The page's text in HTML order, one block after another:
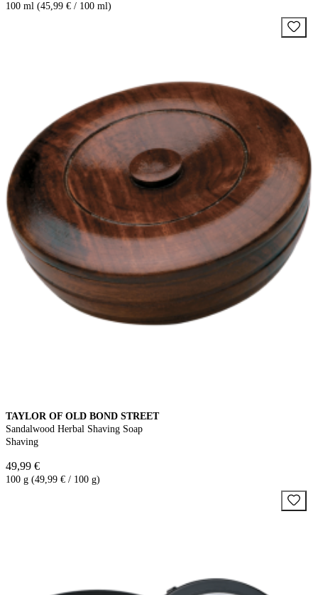
100 ml (45,99 € / 100 ml)
TAYLOR OF OLD BOND STREET
Sandalwood Herbal Shaving Soap
Shaving
49,99 €
100 g (49,99 € / 100 g)